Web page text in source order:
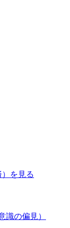
を見る
識の偏見）